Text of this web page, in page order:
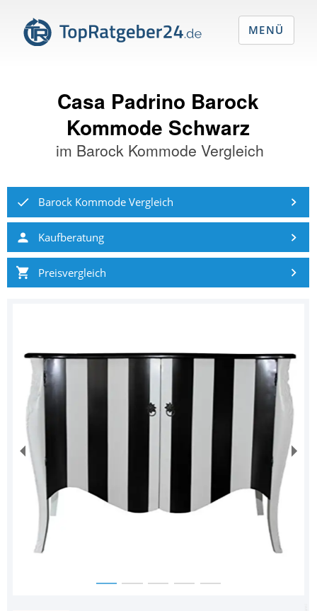
Casa Padrino Barock
Kommode Schwarz
im Barock Kommode Vergleich
Barock Kommode Vergleich
Kaufberatung
Preisvergleich
MENÜ